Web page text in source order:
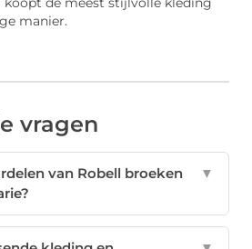
manier.
vragen
van Robell broeken
▼